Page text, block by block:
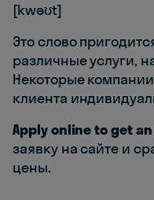
[kwəʊt]
Это слово
различные услуги,
Некоторые
клиента
Apply online to get
заявку на сайте и
цены.